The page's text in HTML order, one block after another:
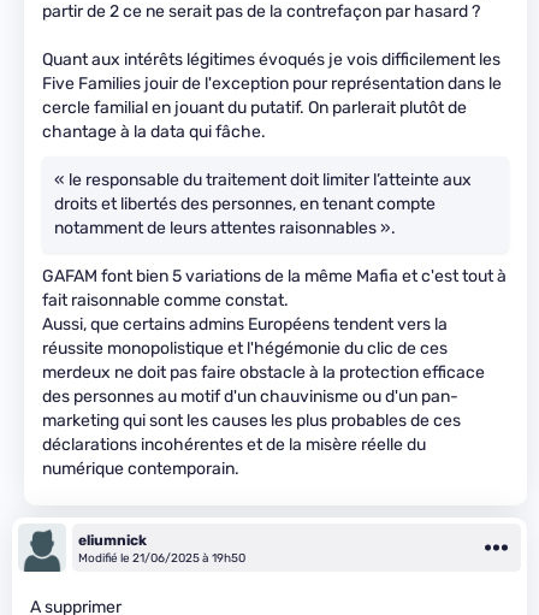
partir de 2 ce ne serait pas de la contrefaçon par hasard ?
Quant aux intérêts légitimes évoqués je vois difficilement les
Five Families jouir de l'exception pour représentation dans le
cercle familial en jouant du putatif. On parlerait plutôt de
chantage à la data qui fâche.
« le responsable du traitement doit limiter l’atteinte aux
droits et libertés des personnes, en tenant compte
notamment de leurs attentes raisonnables ».
GAFAM font bien 5 variations de la même Mafia et c'est tout à
fait raisonnable comme constat.
Aussi, que certains admins Européens tendent vers la
réussite monopolistique et l'hégémonie du clic de ces
merdeux ne doit pas faire obstacle à la protection efficace
des personnes au motif d'un chauvinisme ou d'un pan-
marketing qui sont les causes les plus probables de ces
déclarations incohérentes et de la misère réelle du
numérique contemporain.
eliumnick
Modifié le 21/06/2025 à 19h50
A supprimer